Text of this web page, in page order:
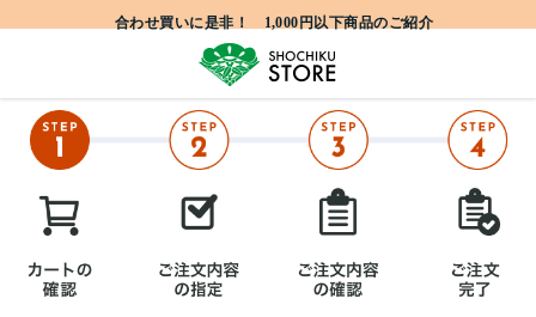
合わせ買いに是非！ 1,000円以下商品のご紹介